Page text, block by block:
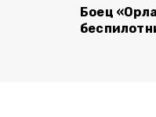
Боец